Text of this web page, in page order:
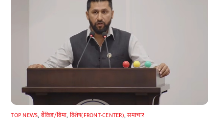
TOP NEWS, बैंकिङ/बिमा, विशेष(FRONT-CENTER),समाचार